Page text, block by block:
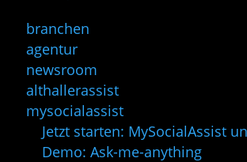
branchen
agentur
newsroom
althallerassist
mysocialassist
Jetzt starten: MySocialAssist
Demo: Ask-me-anything